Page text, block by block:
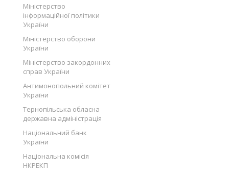
Міністерство
інформаційної політики
України
Міністерство оборони
України
Міністерство закордонних
справ України
Антимонопольний комітет
України
Тернопільська обласна
державна адміністрація
Національний банк
України
Національна комісія
НКРЕКП